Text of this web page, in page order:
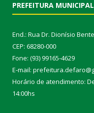
PREFEITURA
End.: Rua Dr. Dionísio
CEP: 68280-000
Fone: (93) 99165-4629
E-mail:
Horário de atendimento:
14:00hs